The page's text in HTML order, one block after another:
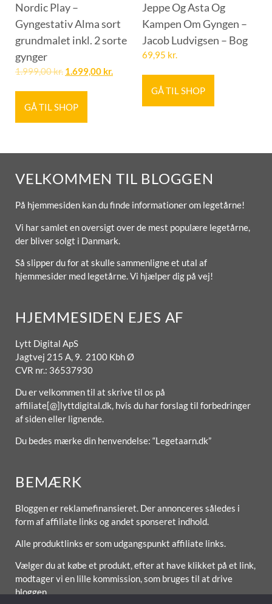
Nordic Play –
Gyngestativ Alma sort
grundmalet inkl. 2 sorte
gynger
1.999,00kr. 1.699,00 kr.
GÅ TIL SHOP
Jeppe Og Asta Og
Kampen Om Gyngen –
Jacob Ludvigsen – Bog
69,95 kr.
GÅ TIL SHOP
VELKOMMEN TIL BLOGGEN
På hjemmesiden kan du finde informationer om legetårne!
Vi har samlet en oversigt over de mest populære legetårne,
der bliver solgt i Danmark.
Så slipper du for at skulle sammenligne et utal af
hjemmesider med legetårne. Vi hjælper dig på vej!
HJEMMESIDEN EJES AF
Lytt Digital ApS
Jagtvej 215 A, 9. 2100 Kbh Ø
CVR nr.: 36537930
Du er velkommen til at skrive til os på
affiliate[@]lyttdigital.dk, hvis du har forslag til forbedringer
af siden eller lignende.
Du bedes mærke din henvendelse: “Legetaarn.dk”
BEMÆRK
Bloggen er reklamefinansieret. Der annonceres således i
form af affiliate links og andet sponseret indhold.
Alle produktlinks er som udgangspunkt affiliate links.
Vælger du at købe et produkt, efter at have klikket på et link,
modtager vi en lille kommission, som bruges til at drive
bloggen.